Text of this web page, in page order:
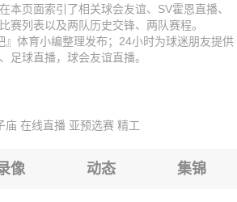
球会友谊】 SV霍恩VS弗洛里茨多夫
球会友谊】 SV霍恩VS弗洛里茨多夫
球会友谊】 SV霍恩VS弗洛里茨多夫
球会友谊】 SV霍恩VS弗洛里茨多夫
球会友谊】 SV霍恩VS弗洛里茨多夫
本页面索引了相关球会友谊、SV霍恩直播、
赛列表以及两队历史交锋、两队赛程。
体育小编整理发布；24小时为球迷朋友提供
足球直播，球会友谊直播。
庙 在线直播 亚预选赛 精工
像 动态 集锦